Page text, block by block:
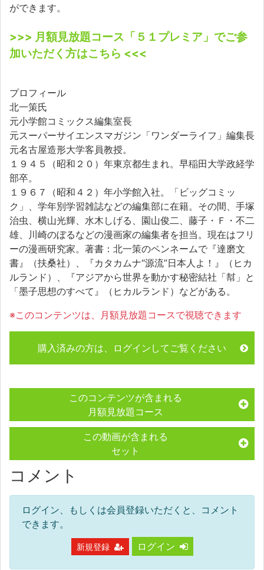
ができます。
>>> 月額見放題コース「５１プレミア」でご参
加いただく方はこちら <<<
プロフィール
北一策氏
元小学館コミックス編集室長
元スーパーサイエンスマガジン「ワンダーライフ」編集長
元名古屋造形大学客員教授。
１９４５（昭和２０）年東京都生まれ。早稲田大学政経学
部卒。
１９６７（昭和４２）年小学館入社。「ビッグコミッ
ク」、学年別学習雑誌などの編集部に在籍。その間、手塚
治虫、横山光輝、水木しげる、園山俊二、藤子・Ｆ・不二
雄、川崎のぼるなどの漫画家の編集者を担当。現在はフリ
ーの漫画研究家。著書：北一策のペンネームで『達磨文
書』（扶桑社）、『カタカムナ“源流”日本人よ！』（ヒカ
ルランド）、『アジアから世界を動かす秘密結社「幇」と
「墨子思想のすべて』（ヒカルランド）などがある。
※このコンテンツは、月額見放題コースで視聴できます
購入済みの方は、ログインしてご覧ください
このコンテンツが含まれる
月額見放題コース
この動画が含まれる
セット
コメント
ログイン、もしくは会員登録いただくと、コメント
できます。
新規登録 ログイン